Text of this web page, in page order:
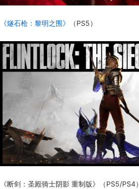
《燧石枪：黎明之围》 （PS5）
《断剑：圣殿骑士阴影 重制版》（PS5/PS4）